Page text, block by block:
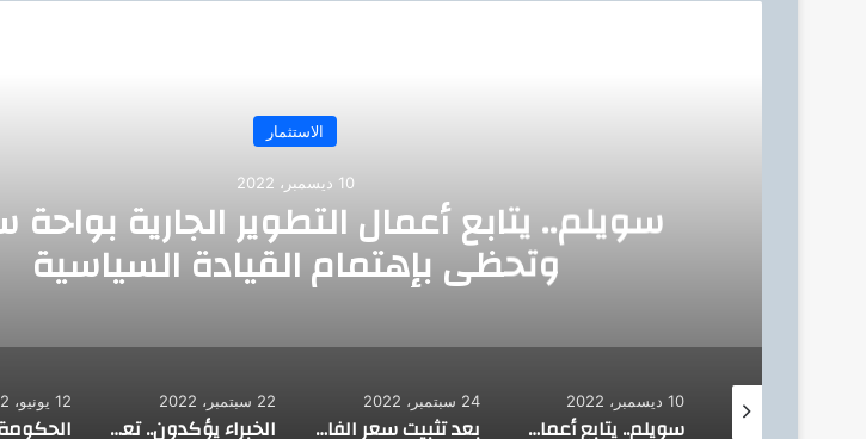
الاستثمار
10 ديسمبر، 2022
سويلم.. يتابع أعمال التطوير الجارية
وتحظى بإهتمام القيادة السياسية
سويلم : يتفقد أعمال الحماية القائمة بمصب نهر النيل فرع رشيد (حائط رشيد البحرى) بمحافظة كفر الشيخ
10 ديسمبر، 2022
سويلم.. يتابع أعمال التطوير الجارية بواحة سيوة وتحظى بإهتمام القيادة السياسية
24 سبتمبر، 2022
بعد تثبيت سعر الفائدة.. هل ينجح المركزي المصري في حل أزمة الاستيراد؟
22 سبتمبر، 2022
الخبراء يؤكدون.. تعافى الاقتصاد المصري بشكل ملحوظ
12 يونيو، 2022